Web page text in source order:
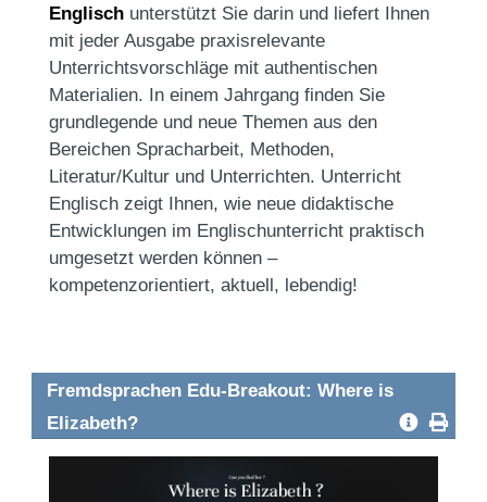
Englisch unterstützt Sie darin und liefert Ihnen
mit jeder Ausgabe praxisrelevante
Unterrichtsvorschläge mit authentischen
Materialien. In einem Jahrgang finden Sie
grundlegende und neue Themen aus den
Bereichen Spracharbeit, Methoden,
Literatur/Kultur und Unterrichten. Unterricht
Englisch zeigt Ihnen, wie neue didaktische
Entwicklungen im Englischunterricht praktisch
umgesetzt werden können –
kompetenzorientiert, aktuell, lebendig!
Fremdsprachen Edu-Breakout: Where is
Elizabeth?